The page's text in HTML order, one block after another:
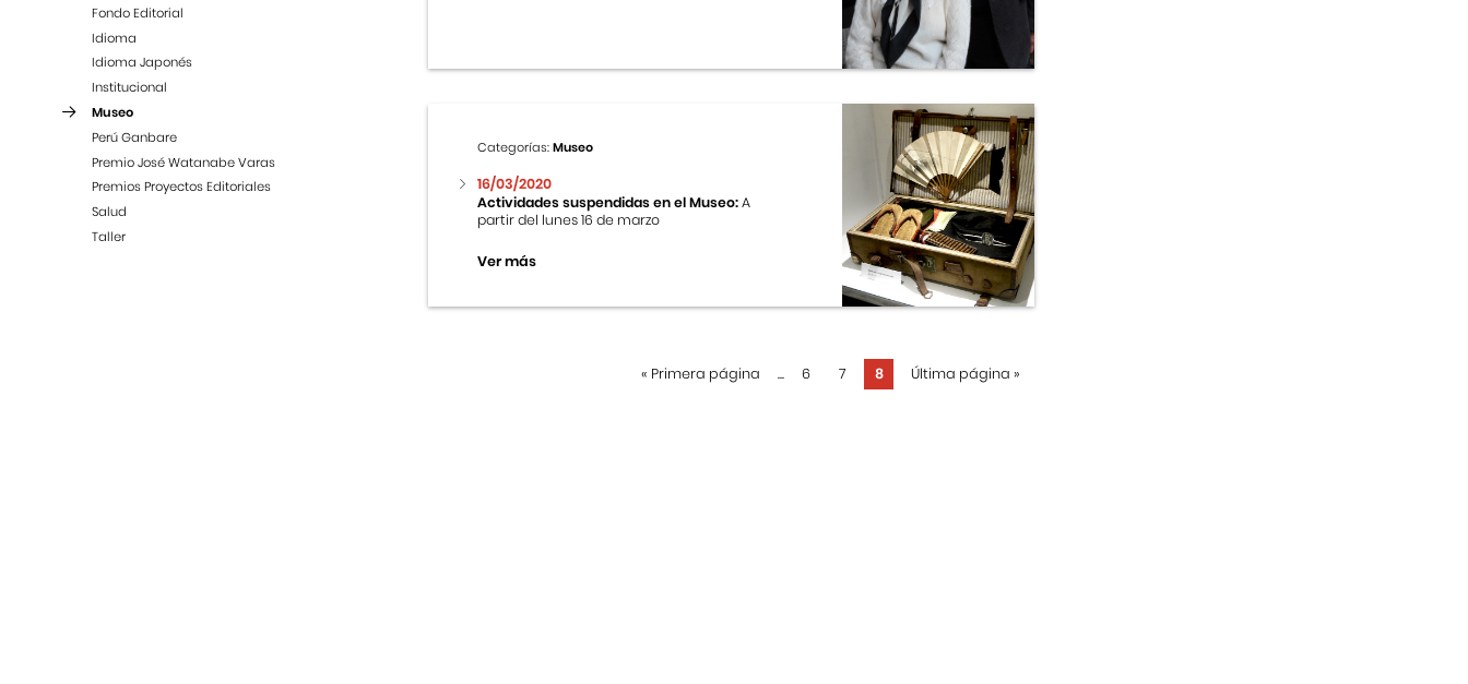
Fondo Editorial
Idioma
Idioma Japonés
Institucional
Museo
Perú Ganbare
Premio José Watanabe Varas
Premios Proyectos Editoriales
Salud
Taller
Categorías:Museo
16/03/2020
Actividades suspendidas en el Museo:A
partir del lunes 16 de marzo
Ver más
« Primera página ... 6 7 8 Última página »